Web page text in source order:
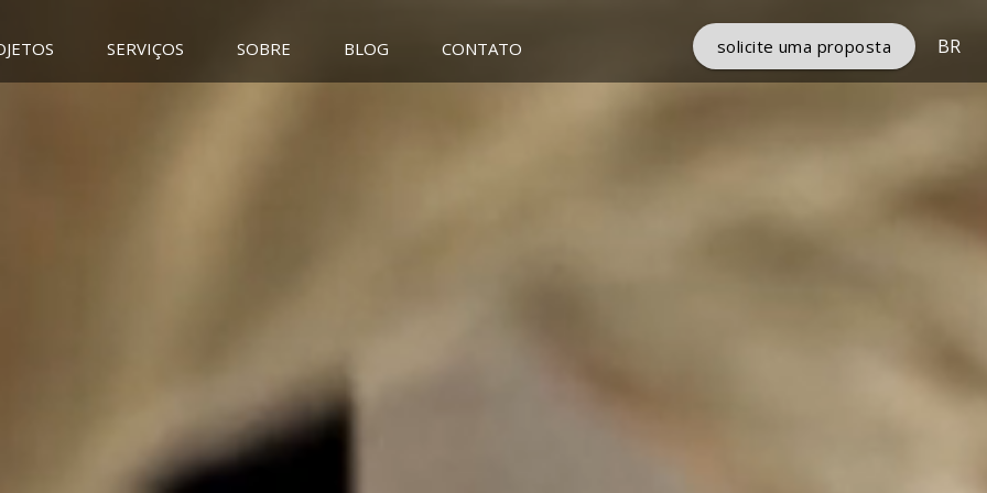
SERVIÇOS SOBRE BLOG CONTATO solicite uma proposta BR